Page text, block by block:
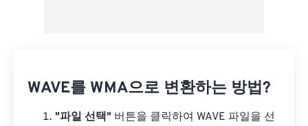
WAVE를 WMA으로 변환하는 방법?
"파일 선택" 버튼을 클릭하여 WAVE 파일을 선